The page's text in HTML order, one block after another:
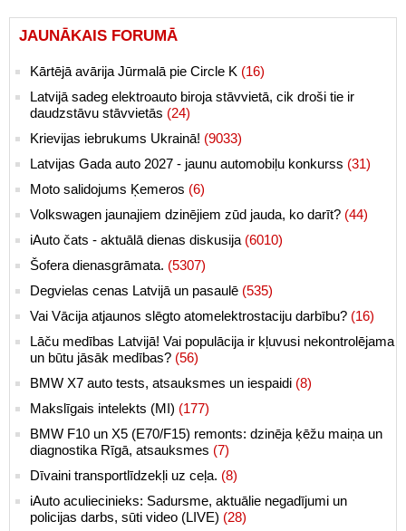
JAUNĀKAIS FORUMĀ
Kārtējā avārija Jūrmalā pie Circle K (16)
Latvijā sadeg elektroauto biroja stāvvietā, cik droši tie ir
daudzstāvu stāvvietās (24)
Krievijas iebrukums Ukrainā! (9033)
Latvijas Gada auto 2027 - jaunu automobiļu konkurss (31)
Moto salidojums Ķemeros (6)
Volkswagen jaunajiem dzinējiem zūd jauda, ko darīt? (44)
iAuto čats - aktuālā dienas diskusija (6010)
Šofera dienasgrāmata. (5307)
Degvielas cenas Latvijā un pasaulē (535)
Vai Vācija atjaunos slēgto atomelektrostaciju darbību? (16)
Lāču medības Latvijā! Vai populācija ir kļuvusi nekontrolējama
un būtu jāsāk medības? (56)
BMW X7 auto tests, atsauksmes un iespaidi (8)
Makslīgais intelekts (MI) (177)
BMW F10 un X5 (E70/F15) remonts: dzinēja ķēžu maiņa un
diagnostika Rīgā, atsauksmes (7)
Dīvaini transportlīdzekļi uz ceļa. (8)
iAuto aculiecinieks: Sadursme, aktuālie negadījumi un
policijas darbs, sūti video (LIVE) (28)